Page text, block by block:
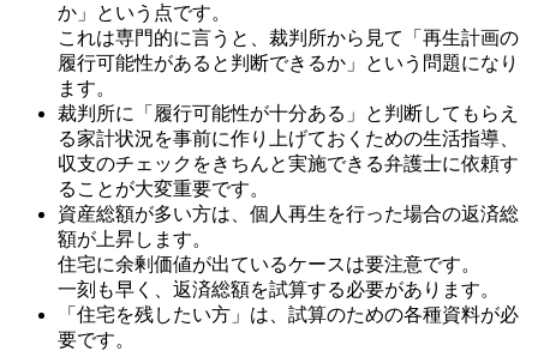
か」という点です。
これは専門的に言うと、裁判所から見て「再生計画の
履行可能性があると判断できるか」という問題になり
ます。
裁判所に「履行可能性が十分ある」と判断してもらえ
る家計状況を事前に作り上げておくための生活指導、
収支のチェックをきちんと実施できる弁護士に依頼す
ることが大変重要です。
資産総額が多い方は、個人再生を行った場合の返済総
額が上昇します。
住宅に余剰価値が出ているケースは要注意です。
一刻も早く、返済総額を試算する必要があります。
「住宅を残したい方」は、試算のための各種資料が必
要です。